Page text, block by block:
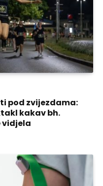
pod zvijezdama:
kakav bh.
vidjela